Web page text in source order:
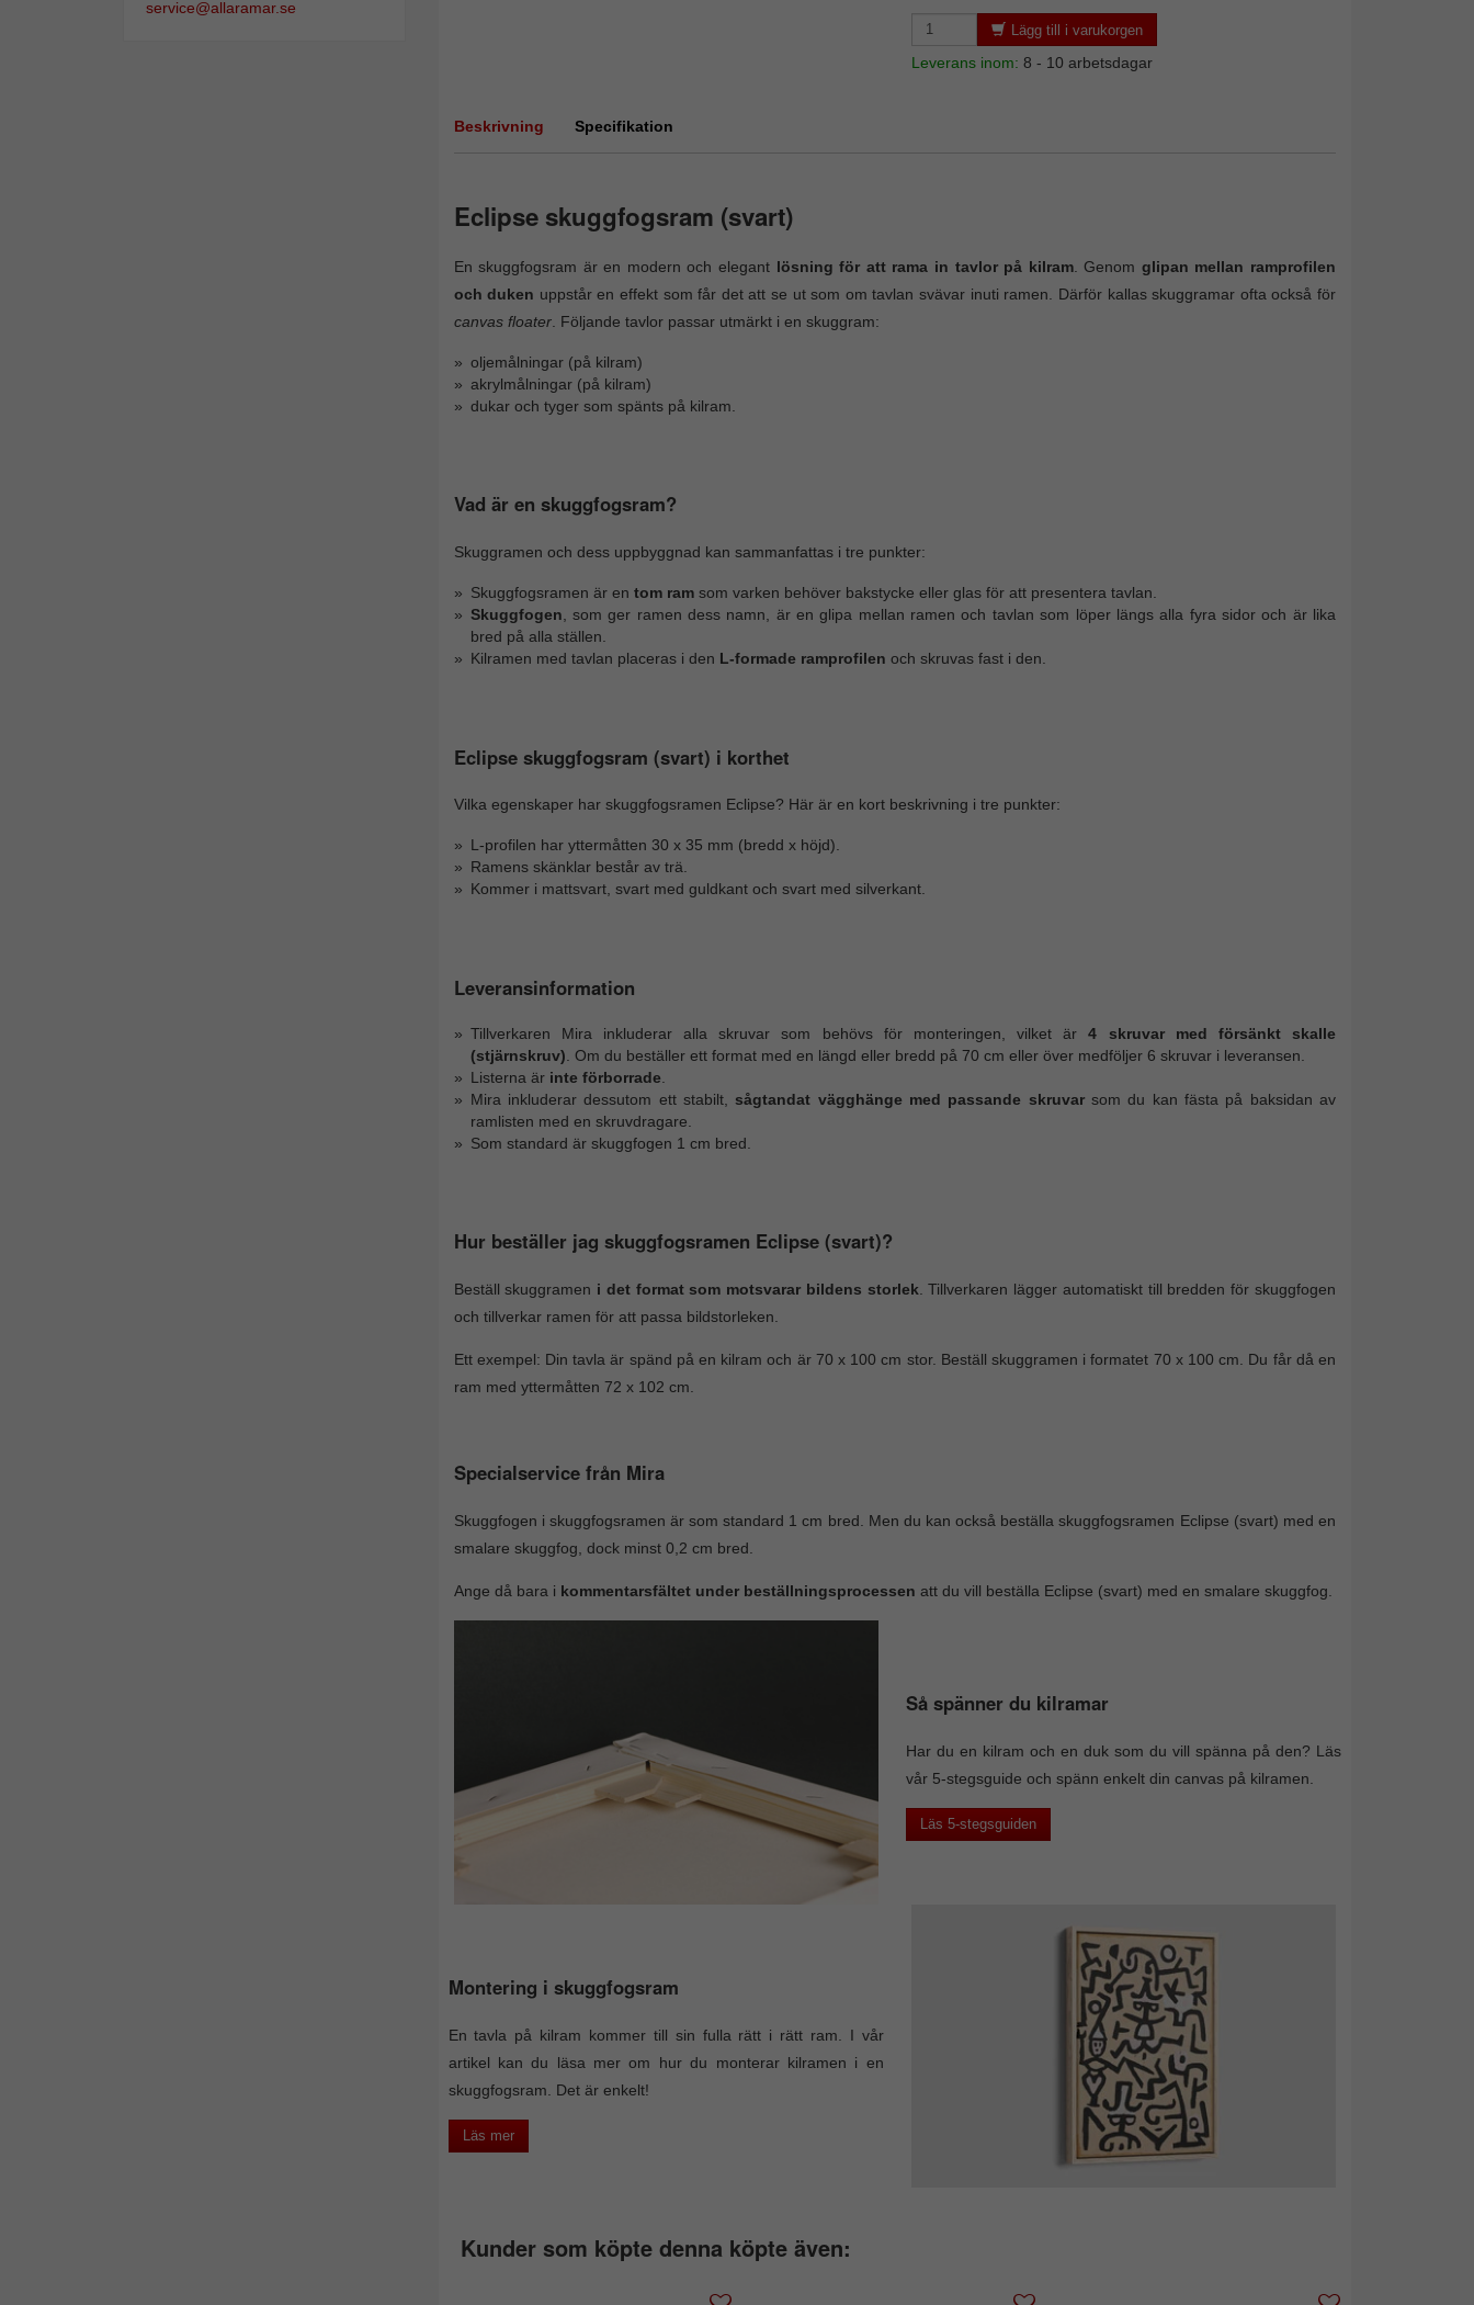
service@allaramar.se
Lägg till i varukorgen
Leverans inom: 8 - 10 arbetsdagar
Beskrivning Specifikation
Eclipse skuggfogsram (svart)
En skuggfogsram är en modern och elegant lösning för att rama in tavlor på kilram. Genom glipan mellan ramprofilen
och duken uppstår en effekt som får det att se ut som om tavlan svävar inuti ramen. Därför kallas skuggramar ofta också för
canvas floater. Följande tavlor passar utmärkt i en skuggram:
oljemålningar (på kilram)
akrylmålningar (på kilram)
dukar och tyger som spänts på kilram.
Vad är en skuggfogsram?
Skuggramen och dess uppbyggnad kan sammanfattas i tre punkter:
Skuggfogsramen är en tom ramsom varken behöver bakstycke eller glas för att presentera tavlan.
Skuggfogen, som ger ramen dess namn, är en glipa mellan ramen och tavlan som löper längs alla fyra sidor och är lika
bred på alla ställen.
Kilramen med tavlan placeras i den L-formade ramprofilen och skruvas fast i den.
Eclipse skuggfogsram (svart) i korthet
Vilka egenskaper har skuggfogsramen Eclipse? Här är en kort beskrivning i tre punkter:
L-profilen har yttermåtten 30 x 35 mm (bredd x höjd).
Ramens skänklar består av trä.
Kommer i mattsvart, svart med guldkant och svart med silverkant.
Leveransinformation
Tillverkaren Mira inkluderar alla skruvar som behövs för monteringen, vilket är4 skruvar med försänkt skalle
(stjärnskruv) . Om du beställer ett format med en längd eller bredd på 70 cm eller över medföljer 6 skruvar i leveransen.
Listerna är inte förborrade
Mira inkluderar dessutom ett stabilt, sågtandat vägghänge med passande skruvarsom du kan fästa på baksidan av
ramlisten med en skruvdragare.
Som standard är skuggfogen 1 cm bred.
Hur beställer jag skuggfogsramen Eclipse (svart)?
Beställ skuggramen i det format som motsvarar bildens storlek . Tillverkaren lägger automatiskt till bredden för skuggfogen
och tillverkar ramen för att passa bildstorleken.
Ett exempel: Din tavla är spänd på en kilram och är 70 x 100 cm stor. Beställ skuggramen i formatet 70 x 100 cm. Du får då en
ram med yttermåtten 72 x 102 cm.
Specialservice från Mira
Skuggfogen i skuggfogsramen är som standard 1 cm bred. Men du kan också beställa skuggfogsramen Eclipse (svart) med en
smalare skuggfog, dock minst 0,2 cm bred.
Ange då bara i kommentarsfältet under beställningsprocessen att du vill beställa Eclipse (svart) med en smalare skuggfog.
Så spänner du kilramar
Har du en kilram och en duk som du vill spänna på den? Läs
vår 5-stegsguide och spänn enkelt din canvas på kilramen.
Läs 5-stegsguiden
Montering i skuggfogsram
En tavla på kilram kommer till sin fulla rätt i rätt ram. I vår
artikel kan du läsa mer om hur du monterar kilramen i en
skuggfogsram. Det är enkelt!
Läs mer
Kunder som köpte denna köpte även: